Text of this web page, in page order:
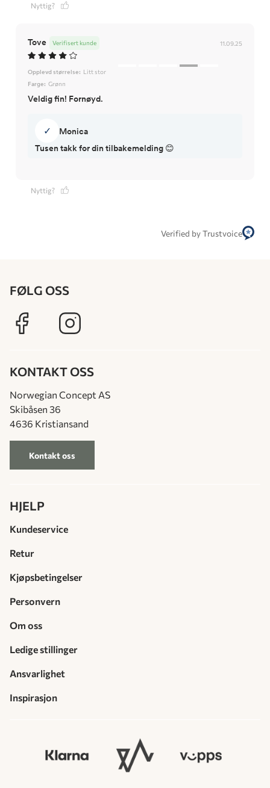
Nyttig?
Tove 11.09.25
Verifisert kunde
Opplevd størrelse: Litt stor
Farge: Grønn
Veldig fin! Fornøyd.
✓
Monica
Tusen takk for din tilbakemelding 😊
Nyttig?
Verified by Trustvoice
FØLG OSS
KONTAKT OSS
Norwegian Concept AS
Skibåsen 36
4636 Kristiansand
Kontakt oss
HJELP
Kundeservice
Retur
Kjøpsbetingelser
Personvern
Om oss
Ledige stillinger
Ansvarlighet
Inspirasjon